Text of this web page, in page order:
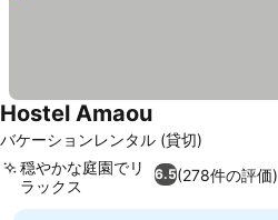
バケーションレンタル (貸切)
Hostel Amaou料金を表示
6.5(278件の評価)
穏やかな庭園でリ
ラックス